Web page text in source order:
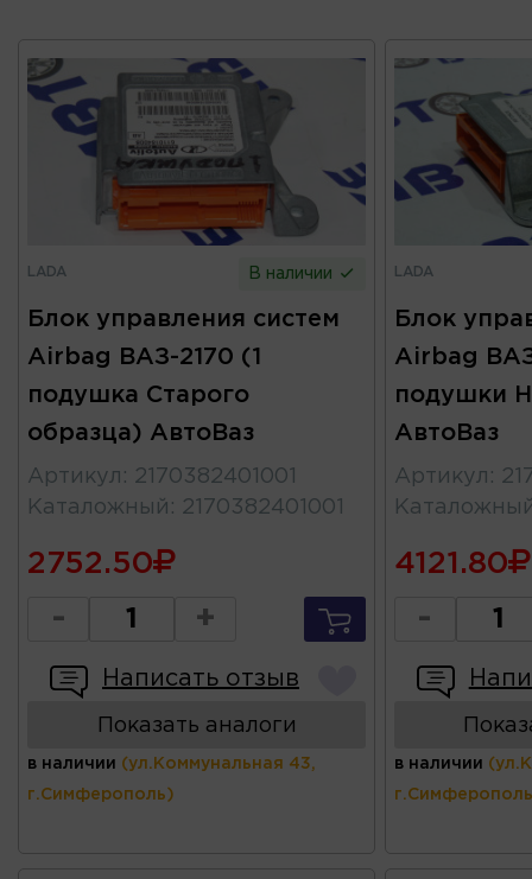
LADA В наличии
Блок управления систем
Airbag ВАЗ-2170 (1
подушка Старого
образца) АвтоВаз
Артикул : 2170382401001
Каталожный : 2170382401001
2752.50
- +
Написать отзыв
Показать аналоги
в наличии (ул.Коммунальная 43,
г.Симферополь)
LADA
Блок
Airbag
подушки
АвтоВаз
Артикул :
4121.80
-
в наличии